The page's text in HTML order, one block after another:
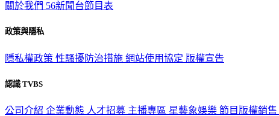
關於我們 56新聞台節目表
政策與隱私
隱私權政策 性騷擾防治措施 網站使用協定 版權宣告
認識 TVBS
公司介紹 企業動態 人才招募 主播專區 星藝象娛樂 節目版權銷售